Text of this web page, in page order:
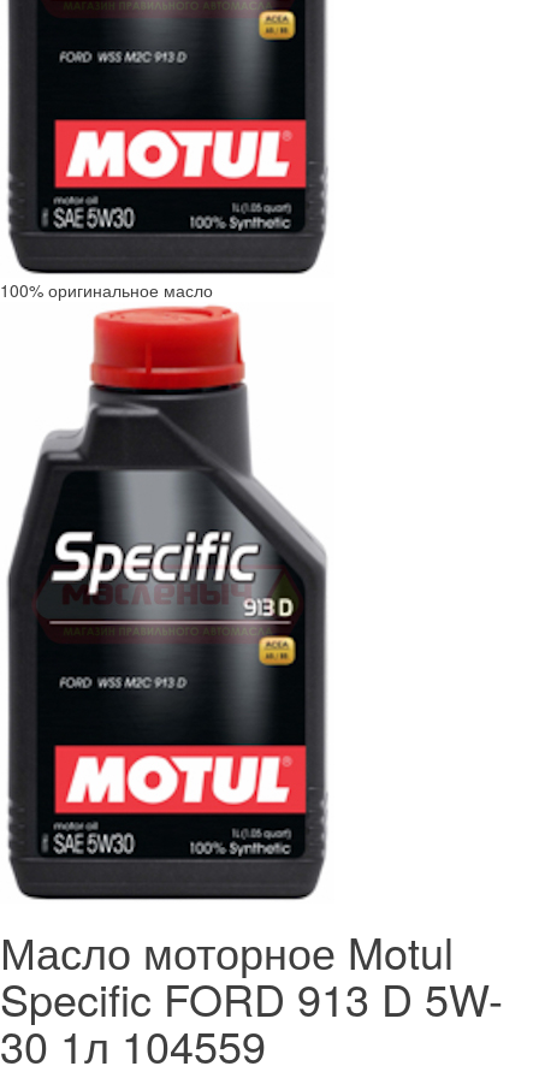
100% оригинальное масло
Масло моторное Motul
Specific FORD 913 D 5W-
30 1л 104559